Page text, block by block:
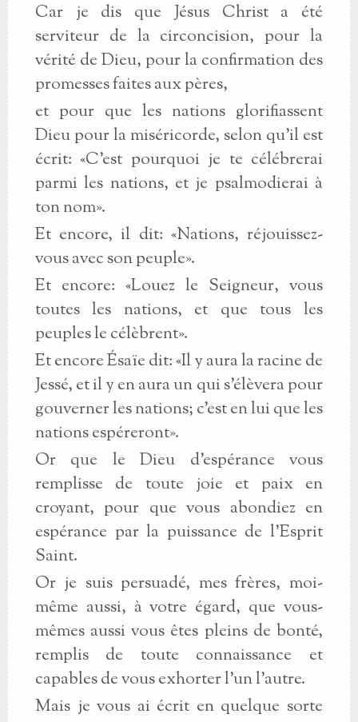
Car je dis que Jésus Christ a été
serviteur de la circoncision, pour la
vérité de Dieu, pour la confirmation des
promesses faites aux pères,
et pour que les nations glorifiassent
Dieu pour la miséricorde, selon qu’il est
écrit: «C’est pourquoi je te célébrerai
parmi les nations, et je psalmodierai à
ton nom».
Et encore, il dit: «Nations, réjouissez-
vous avec son peuple».
Et encore: «Louez le Seigneur, vous
toutes les nations, et que tous les
peuples le célèbrent».
Et encore Ésaïe dit: «Il y aura la racine de
Jessé, et il y en aura un qui s’élèvera pour
gouverner les nations; c’est en lui que les
nations espéreront».
Or que le Dieu d’espérance vous
remplisse de toute joie et paix en
croyant, pour que vous abondiez en
espérance par la puissance de l’Esprit
Saint.
Or je suis persuadé, mes frères, moi-
même aussi, à votre égard, que vous-
mêmes aussi vous êtes pleins de bonté,
remplis de toute connaissance et
capables de vous exhorter l’un l’autre.
Mais je vous ai écrit en quelque sorte